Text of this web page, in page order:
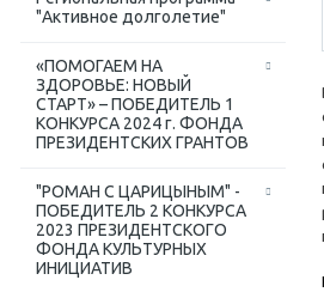
"Активное долголетие"
«ПОМОГАЕМ НА
ЗДОРОВЬЕ: НОВЫЙ
СТАРТ» – ПОБЕДИТЕЛЬ 1
КОНКУРСА 2024 г. ФОНДА
ПРЕЗИДЕНТСКИХ ГРАНТОВ
"РОМАН С ЦАРИЦЫНЫМ" -
ПОБЕДИТЕЛЬ 2 КОНКУРСА
2023 ПРЕЗИДЕНТСКОГО
ФОНДА КУЛЬТУРНЫХ
ИНИЦИАТИВ